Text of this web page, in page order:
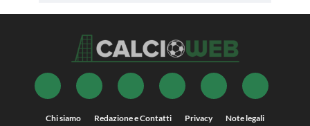
Chi siamo Redazione e Contatti Privacy Note legali